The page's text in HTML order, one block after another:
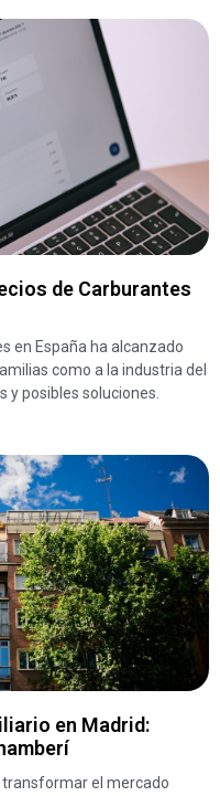
de Carburantes
en España ha alcanzado
como a la industria del
posibles soluciones.
en Madrid:
transformar el mercado